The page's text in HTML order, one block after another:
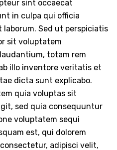
sint occaecat
in culpa qui officia
Sed ut perspiciatis
sit voluptatem
totam rem
illo inventore veritatis et
dicta sunt explicabo.
quia voluptas sit
sed quia consequuntur
voluptatem sequi
est, qui dolorem
adipisci velit,